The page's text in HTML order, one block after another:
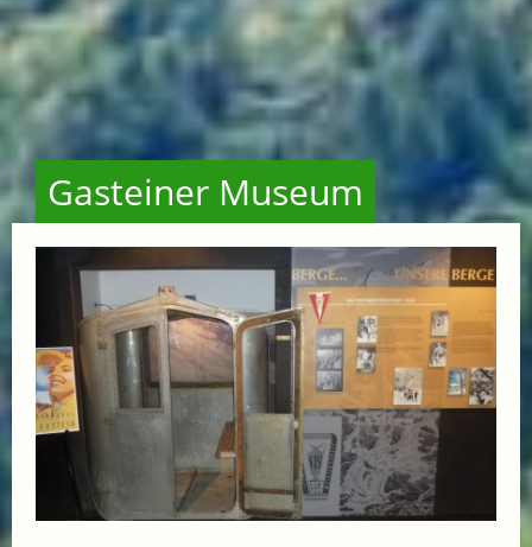
Gasteiner Museum